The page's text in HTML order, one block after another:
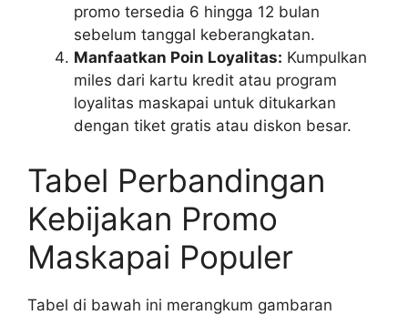
promo tersedia 6 hingga 12 bulan
sebelum tanggal keberangkatan.
Manfaatkan Poin Loyalitas: Kumpulkan
miles dari kartu kredit atau program
loyalitas maskapai untuk ditukarkan
dengan tiket gratis atau diskon besar.
Tabel Perbandingan
Kebijakan Promo
Maskapai Populer
Tabel di bawah ini merangkum gambaran